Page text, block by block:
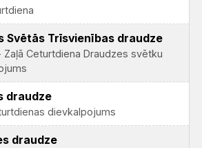
Svētās Trīsvienības draudze
Zaļā Ceturtdiena Draudzes svētku
draudze
dievkalpojums
draudze